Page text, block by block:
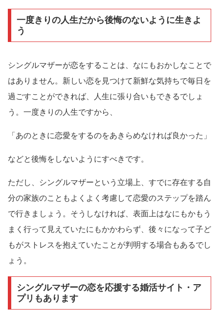
一度きりの人生だから後悔のないように生きよ
う
シングルマザーが恋をすることは、なにもおかしなことで
はありません。新しい恋を見つけて新鮮な気持ちで毎日を
過ごすことができれば、人生に張り合いもできるでしょ
う。一度きりの人生ですから、
「あのときに恋愛をするのをあきらめなければ良かった」
などと後悔をしないようにすべきです。
ただし、シングルマザーという立場上、すでに存在する自
分の家族のこともよくよく考慮して恋愛のステップを踏ん
で行きましょう。そうしなければ、表面上はなにもかもう
まく行って見えていたにもかかわらず、後々になって子ど
もがストレスを抱えていたことが判明する場合もあるでし
ょう。
シングルマザーの恋を応援する婚活サイト・ア
プリもあります